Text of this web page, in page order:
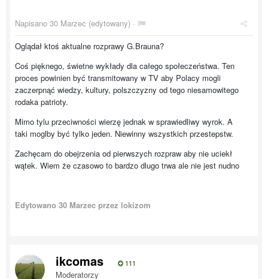
Napisano 30 Marzec (edytowany) ·
Oglądał ktoś aktualne rozprawy G.Brauna?
Coś pięknego, świetne wykłady dla całego społeczeństwa. Ten
proces powinien być transmitowany w TV aby Polacy mogli
zaczerpnąć wiedzy, kultury, polszczyzny od tego niesamowitego
rodaka patrioty.
Mimo tylu przeciwności wierzę jednak w sprawiedliwy wyrok. A
taki moglby być tylko jeden. Niewinny wszystkich przestepstw.
Zachęcam do obejrzenia od pierwszych rozpraw aby nie uciekł
wątek. Wiem że czasowo to bardzo dlugo trwa ale nie jest nudno
Edytowano 30 Marzec przez lokizom
ikcomas 111
Moderatorzy